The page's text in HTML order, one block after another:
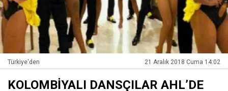
Türkiye'den 21 Aralık 2018 Cuma 14:02
KOLOMBİYALI DANSÇILAR AHL’DE